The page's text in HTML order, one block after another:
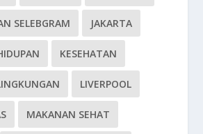
SELEBGRAM JAKARTA
KESEHATAN
LIVERPOOL
MAKANAN SEHAT